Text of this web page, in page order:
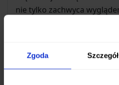
Zgoda
nie tylko zachwyca
niezwykle twarde i
oznacza, że nóż będzie